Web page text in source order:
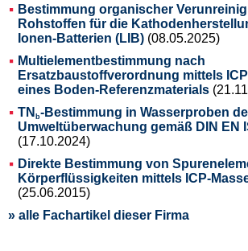
Bestimmung organischer
Rohstoffen für die
Ionen-Batterien (LIB) (08.05.2025)
Multielementbestimmung nach
Ersatzbaustoffverordnung mittels
eines Boden-Referenzmaterials
TN b-Bestimmung in Wasserproben
Umweltüberwachung gemäß DIN EN
(17.10.2024)
Direkte Bestimmung von
Körperflüssigkeiten mittels ICP-
(25.06.2015)
» alle Fachartikel dieser Firma